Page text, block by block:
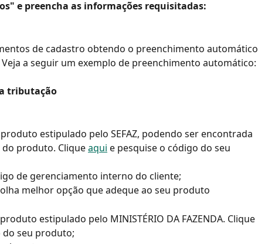
e preencha as informações requisitadas:
de cadastro obtendo o preenchimento automático
Veja a seguir um exemplo de preenchimento automático:
tributação
estipulado pelo SEFAZ, podendo ser encontrada
produto. Clique aqui e pesquise o código do seu
de gerenciamento interno do cliente;
melhor opção que adeque ao seu produto
estipulado pelo MINISTÉRIO DA FAZENDA. Clique
do seu produto;